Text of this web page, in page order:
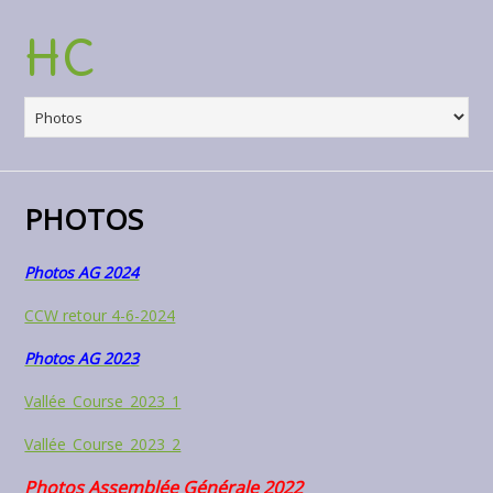
HC
PHOTOS
Photos AG 2024
CCW retour 4-6-2024
Photos AG 2023
Vallée_Course_2023_1
Vallée_Course_2023_2
Photos Assemblée Générale 2022